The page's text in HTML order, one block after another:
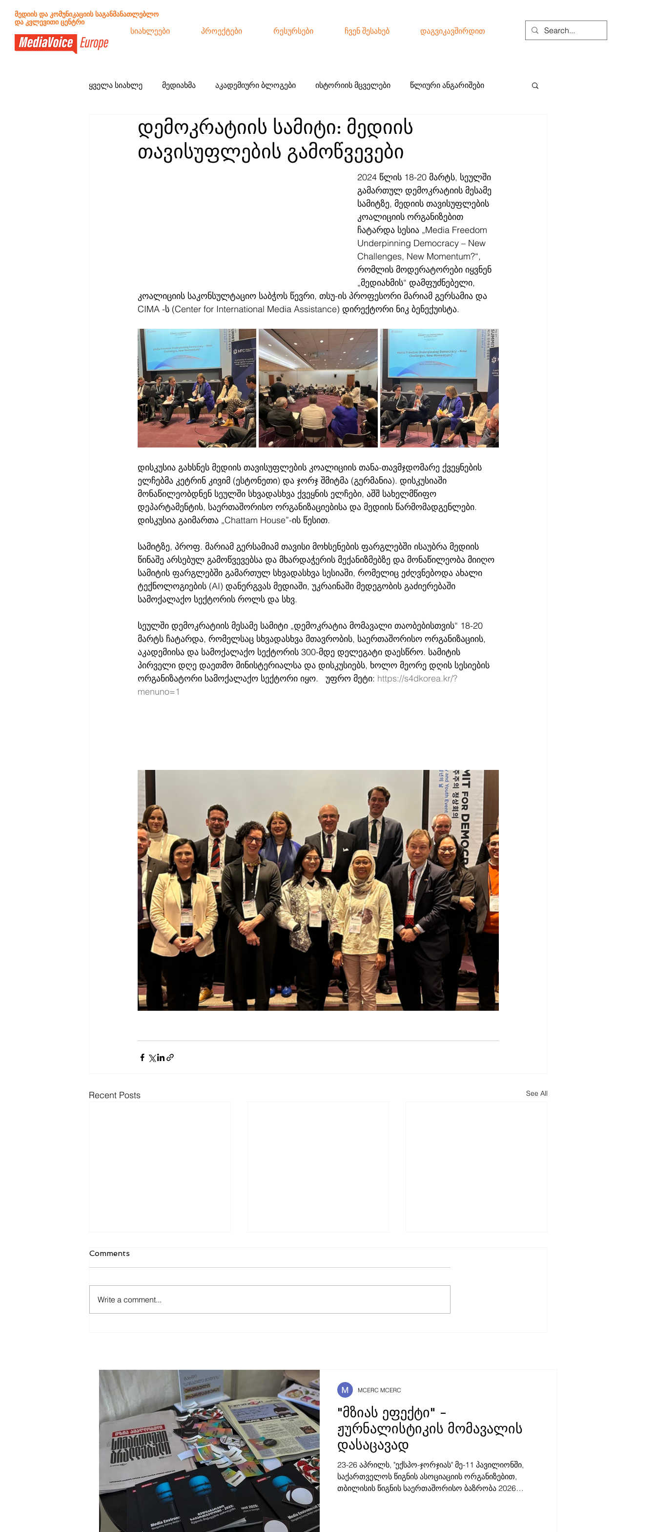
სიახლეები პროექტები რესურსები ჩვენ შესახებ დაგვიკავშირდით
მედიის და კომუნიკაციის საგანმანათლებლო
და კვლევითი ცენტრი
ყველა სიახლე მედიახმა აკადემიური ბლოგები ისტორიის მცველები წლიური ანგარიშები
განცხადებები სამოქალაქო ჟურნალისტიკა
დემოკრატიის სამიტი: მედიის
თავისუფლების გამოწვევები
2024 წლის 18-20 მარტს, სეულში
გამართულ დემოკრატიის მესამე
სამიტზე, მედიის თავისუფლების
კოალიციის ორგანიზებით
ჩატარდა სესია „Media Freedom
Underpinning Democracy – New
Challenges, New Momentum?“,
რომლის მოდერატორები იყვნენ
„მედიახმის“ დამფუძნებელი,
კოალიციის საკონსულტაციო საბჭოს წევრი, თსუ-ის პროფესორი მარიამ გერსამია და
CIMA -ს (Center for International Media Assistance) დირექტორი ნიკ ბენექუისტა.
დისკუსია გახსნეს მედიის თავისუფლების კოალიციის თანა-თავმჯდომარე ქვეყნების
ელჩებმა კეტრინ კივიმ (ესტონეთი) და ჯორჯ შმიტმა (გერმანია). დისკუსიაში
მონაწილეობდნენ სეულში სხვადასხვა ქვეყნის ელჩები, აშშ სახელმწიფო
დეპარტამენტის, საერთაშორისო ორგანიზაციებისა და მედიის წარმომადგენლები.
დისკუსია გაიმართა „Chattam House”-ის წესით.
სამიტზე, პროფ. მარიამ გერსამიამ თავისი მოხსენების ფარგლებში ისაუბრა მედიის
წინაშე არსებულ გამოწვევებსა და მხარდაჭერის მექანიზმებზე და მონაწილეობა მიიღო
სამიტის ფარგლებში გამართულ სხვადასხვა სესიაში, რომელიც ეძღვნებოდა ახალი
ტექნოლოგიების (AI) დანერგვას მედიაში, უკრაინაში მედეგობის გაძიერებაში
სამოქალაქო სექტორის როლს და სხვ.
სეულში დემოკრატიის მესამე სამიტი „დემოკრატია მომავალი თაობებისთვის“ 18-20
მარტს ჩატარდა, რომელსაც სხვადასხვა მთავრობის, საერთაშორისო ორგანიზაციის,
აკადემიისა და სამოქალაქო სექტორის 300-მდე დელეგატი დაესწრო. სამიტის
პირველი დღე დაეთმო მინისტერიალსა და დისკუსიებს, ხოლო მეორე დღის სესიების
ორგანიზატორი სამოქალაქო სექტორი იყო.   უფრო მეტი: https://s4dkorea.kr/?
menuno=1
Recent Posts See All
თანამშრომლობა
Comments
Write a comment...
"მზიას ეფექტი" -
ჟურნალისტიკის მომავალის
დასაცავად
23-26 აპრილს, "ექსპო-ჯორჯიას" მე-11 პავილიონში,
საქართველოს წიგნის ასოციაციის ორგანიზებით,
თბილისის წიგნის საერთაშორისო ბაზრობა 2026
MCERC MCERC